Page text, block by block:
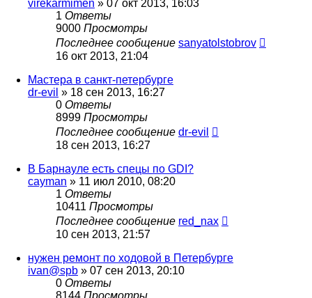
virekarmimen » 07 окт 2013, 16:03
1 Ответы
9000 Просмотры
Последнее сообщение sanyatolstobrov
16 окт 2013, 21:04
Мастера в санкт-петербурге
dr-evil » 18 сен 2013, 16:27
0 Ответы
8999 Просмотры
Последнее сообщение dr-evil
18 сен 2013, 16:27
В Барнауле есть спецы по GDI?
cayman » 11 июл 2010, 08:20
1 Ответы
10411 Просмотры
Последнее сообщение red_nax
10 сен 2013, 21:57
нужен ремонт по ходовой в Петербурге
ivan@spb » 07 сен 2013, 20:10
0 Ответы
8144 Просмотры